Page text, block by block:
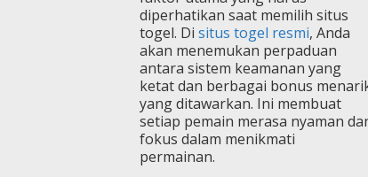
diperhatikan saat memilih situs
togel. Di situs togel resmi, Anda
akan menemukan perpaduan
antara sistem keamanan yang
ketat dan berbagai bonus
yang ditawarkan. Ini membuat
setiap pemain merasa nyaman
fokus dalam menikmati
permainan.